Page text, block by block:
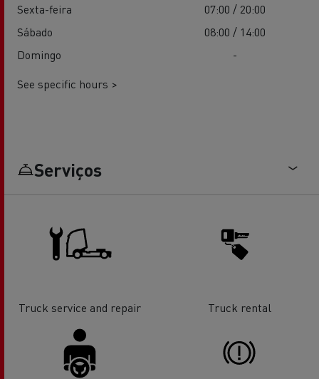
Sexta-feira
07:00 / 20:00
Sábado
08:00 / 14:00
Domingo
-
See specific hours >
Serviços
Truck service and repair Truck rental